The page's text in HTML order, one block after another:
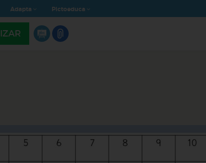
Adapta Pictoeduca